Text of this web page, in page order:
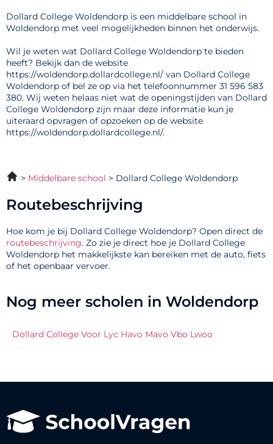
Dollard College Woldendorp is een middelbare school in
Woldendorp met veel mogelijkheden binnen het onderwijs.
Wil je weten wat Dollard College Woldendorp te bieden
heeft? Bekijk dan de website
https://woldendorp.dollardcollege.nl/ van Dollard College
Woldendorp of bel ze op via het telefoonnummer 31 596 583
380. Wij weten helaas niet wat de openingstijden van Dollard
College Woldendorp zijn maar deze informatie kun je
uiteraard opvragen of opzoeken op de website
https://woldendorp.dollardcollege.nl/.
Middelbare school Dollard College Woldendorp
Routebeschrijving
Hoe kom je bij Dollard College Woldendorp? Open direct de
routebeschrijving. Zo zie je direct hoe je Dollard College
Woldendorp het makkelijkste kan bereiken met de auto, fiets
of het openbaar vervoer.
Nog meer scholen in Woldendorp
Dollard College Voor Lyc Havo Mavo Vbo Lwoo